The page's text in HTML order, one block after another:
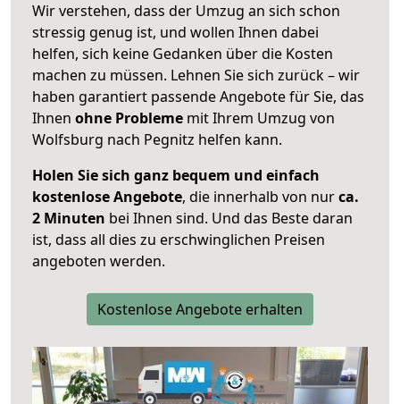
Wir verstehen, dass der Umzug an sich schon
stressig genug ist, und wollen Ihnen dabei
helfen, sich keine Gedanken über die Kosten
machen zu müssen. Lehnen Sie sich zurück – wir
haben garantiert passende Angebote für Sie, das
Ihnen ohne Probleme mit Ihrem Umzug von
Wolfsburg nach Pegnitz helfen kann.
Holen Sie sich ganz bequem und einfach
kostenlose Angebote, die innerhalb von nurca.
2 Minuten bei Ihnen sind. Und das Beste daran
ist, dass all dies zu erschwinglichen Preisen
angeboten werden.
Kostenlose Angebote erhalten